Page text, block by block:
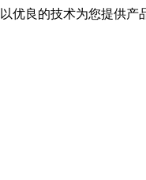
我们以优良的技